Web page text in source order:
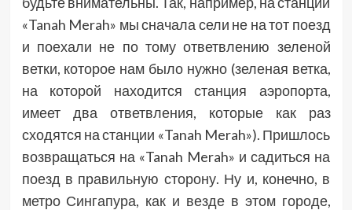
«Tanah Merah» мы сначала сели не на тот поезд
и поехали не по тому ответвлению зеленой
ветки, которое нам было нужно (зеленая ветка,
на которой находится станция аэропорта,
имеет два ответвления, которые как раз
сходятся на станции «Tanah Merah»). Пришлось
возвращаться на «Tanah Merah» и садиться на
поезд в правильную сторону. Ну и, конечно, в
метро Сингапура, как и везде в этом городе,